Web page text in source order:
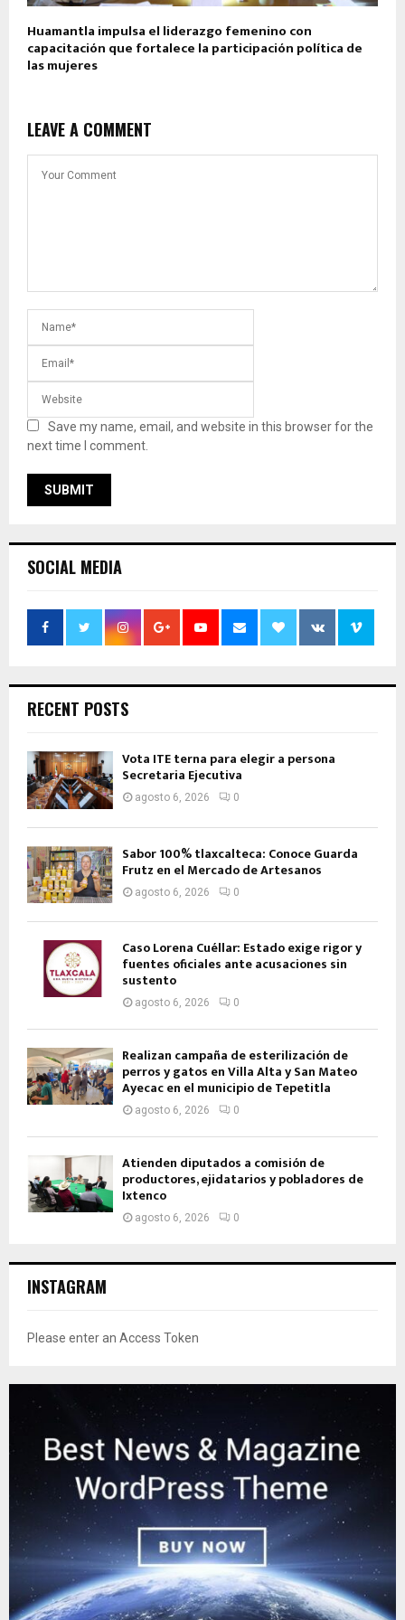
Huamantla impulsa el liderazgo femenino con
capacitación que fortalece la participación política de
las mujeres
LEAVE A COMMENT
Save my name, email, and website in this browser for the
next time I comment.
SOCIAL MEDIA
RECENT POSTS
Vota ITE terna para elegir a persona
Secretaria Ejecutiva
agosto 6, 2026 0
Sabor 100% tlaxcalteca: Conoce Guarda
Frutz en el Mercado de Artesanos
agosto 6, 2026 0
Caso Lorena Cuéllar: Estado exige rigor y
fuentes oficiales ante acusaciones sin
sustento
agosto 6, 2026 0
Realizan campaña de esterilización de
perros y gatos en Villa Alta y San Mateo
Ayecac en el municipio de Tepetitla
agosto 6, 2026 0
Atienden diputados a comisión de
productores, ejidatarios y pobladores de
Ixtenco
agosto 6, 2026 0
INSTAGRAM
Please enter an Access Token